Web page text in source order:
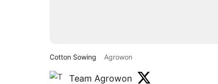
Cotton Sowing Agrowon
Team Agrowon